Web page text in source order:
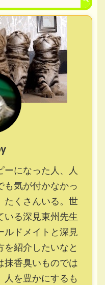
ーになった人、人
も気が付かなかっ
たくさんいる。世
いる深見東州先生
ルドメイトと深見
紹介したいなと
抹香臭いものでは
を豊かにするも